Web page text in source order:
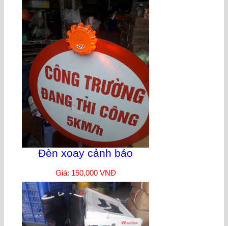
Đèn xoay cảnh báo
Giá: 150,000 VNĐ